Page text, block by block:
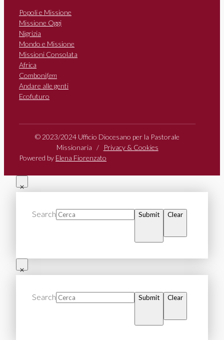
Popoli e Missione
Missione Oggi
Nigrizia
Mondo e Missione
Missioni Consolata
Africa
Combonifem
Andare alle genti
Ecofuturo
© 2023/2024 Ufficio Diocesano per la Pastorale
Missionaria /
Privacy & Cookies
Powered by Elena Fiorenzato
Search Submit Clear
Search Submit Clear